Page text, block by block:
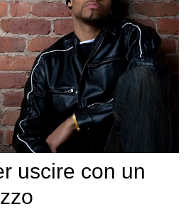
uscire con un